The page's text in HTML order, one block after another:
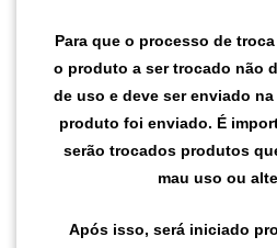
Para que o processo de
o produto a ser trocado não
de uso e deve ser enviado
produto foi enviado. É
serão trocados produtos
mau uso ou
Após isso, será iniciado